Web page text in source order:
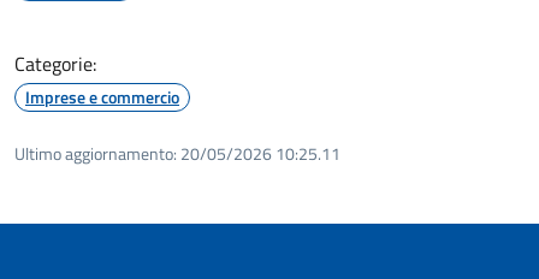
Categorie:
Imprese e commercio
Ultimo aggiornamento: 20/05/2026 10:25.11